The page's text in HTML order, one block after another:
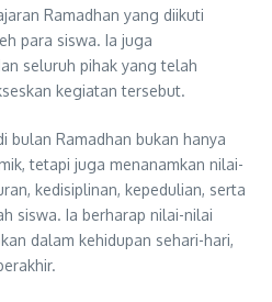
Ramadhan yang diikuti
para siswa. Ia juga
seluruh pihak yang telah
kegiatan tersebut.
bulan Ramadhan bukan hanya
tetapi juga menanamkan nilai-
kedisiplinan, kepedulian, serta
siswa. Ia berharap nilai-nilai
dalam kehidupan sehari-hari,